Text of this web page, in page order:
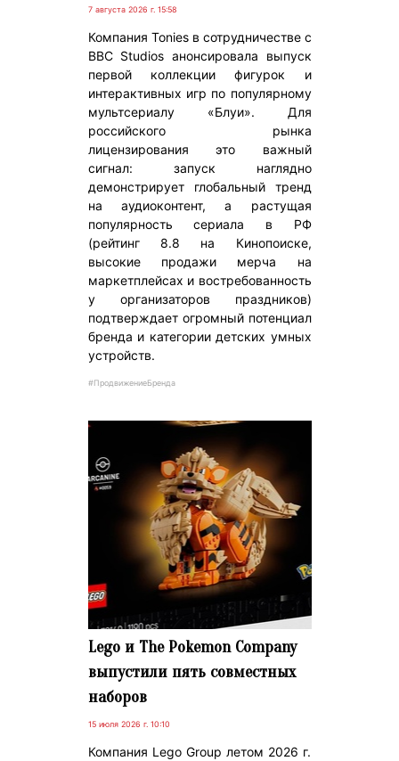
7 августа 2026 г. 15:58
Компания Tonies в сотрудничестве с
BBC Studios анонсировала выпуск
первой коллекции фигурок и
интерактивных игр по популярному
мультсериалу «Блуи». Для
российского рынка
лицензирования это важный
сигнал: запуск наглядно
демонстрирует глобальный тренд
на аудиоконтент, а растущая
популярность сериала в РФ
(рейтинг 8.8 на Кинопоиске,
высокие продажи мерча на
маркетплейсах и востребованность
у организаторов праздников)
подтверждает огромный потенциал
бренда и категории детских умных
устройств.
#ПродвижениеБренда
Lego и The Pokemon Company
выпустили пять совместных
наборов
15 июля 2026 г. 10:10
Компания Lego Group летом 2026 г.